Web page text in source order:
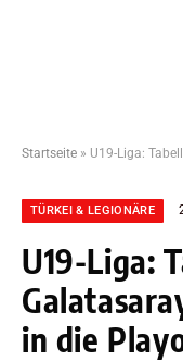
Startseite » U19-Liga:
TÜRKEI & LEGIONÄRE
U19-Liga:
in die